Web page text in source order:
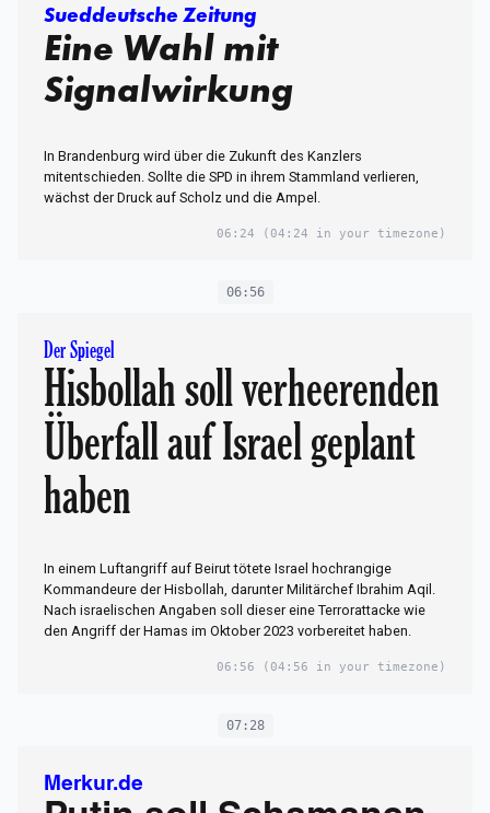
Sueddeutsche Zeitung
Eine Wahl mit
Signalwirkung
In Brandenburg wird über die Zukunft des Kanzlers
mitentschieden. Sollte die SPD in ihrem Stammland verlieren,
wächst der Druck auf Scholz und die Ampel.
06:24 (04:24 in your timezone)
06:56
Der Spiegel
Hisbollah soll verheerenden
Überfall auf Israel geplant
haben
In einem Luftangriff auf Beirut tötete Israel hochrangige
Kommandeure der Hisbollah, darunter Militärchef Ibrahim Aqil.
Nach israelischen Angaben soll dieser eine Terrorattacke wie
den Angriff der Hamas im Oktober 2023 vorbereitet haben.
06:56 (04:56 in your timezone)
07:28
Merkur.de